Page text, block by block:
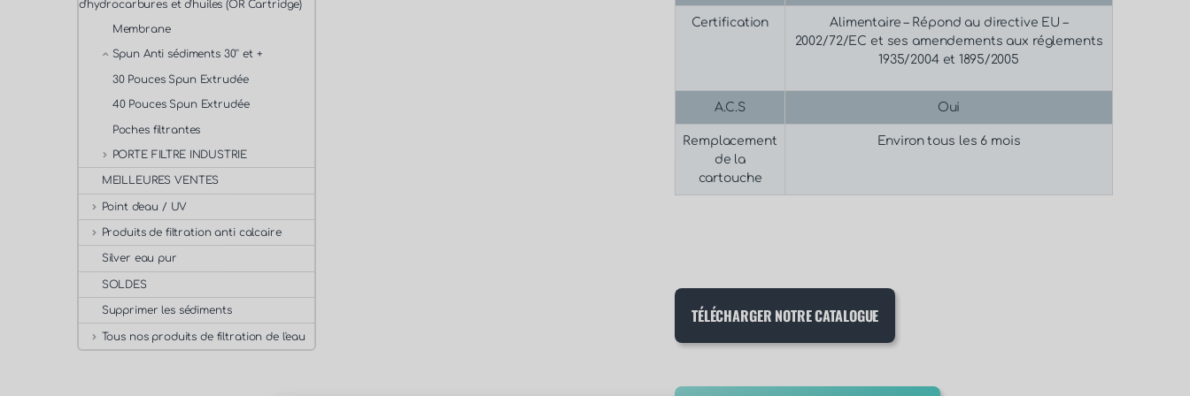
Certification Alimentaire – Répond au directive EU –
2002/72/EC et ses amendements aux réglements
1935/2004 et 1895/2005
A.C.S Oui
Remplacement
de la
cartouche
Environ tous les 6 mois
TÉLÉCHARGER NOTRE CATALOGUE
d'hydrocarbures et d'huiles (OR Cartridge)
Membrane
Spun Anti sédiments 30'' et +
30 Pouces Spun Extrudée
40 Pouces Spun Extrudée
Poches filtrantes
PORTE FILTRE INDUSTRIE
MEILLEURES VENTES
Point d'eau / UV
Produits de filtration anti calcaire
Silver eau pur
SOLDES
Supprimer les sédiments
Tous nos produits de filtration de l'eau